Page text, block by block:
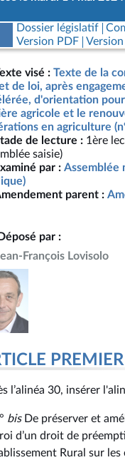
Dossier législatif
Version PDF
visé : Texte de la
de loi, après
d'orientation
agricole et le
en agriculture
de lecture : 1ère
saisie)
par : Assemblée
parent :
Déposé par :
François Lovisolo
PREMIER
l’alinéa 30, insérer
bisDe préserver et
d’un droit de
Rural sur